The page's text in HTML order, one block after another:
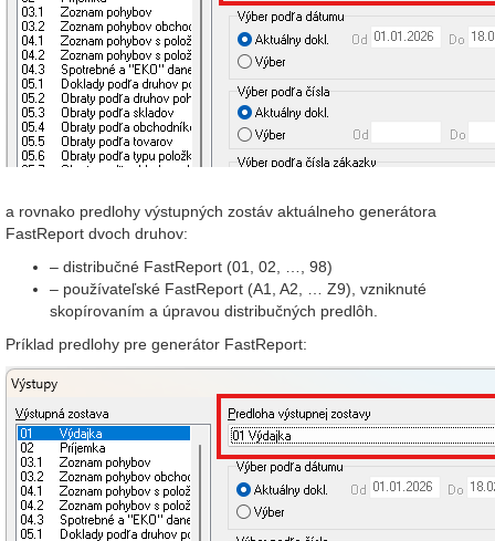
a rovnako predlohy výstupných zostáv aktuálneho generátora
FastReport dvoch druhov:
– distribučné FastReport (01, 02, …, 98)
– používateľské FastReport (A1, A2, … Z9), vzniknuté
skopírovaním a úpravou distribučných predlôh.
Príklad predlohy pre generátor FastReport: